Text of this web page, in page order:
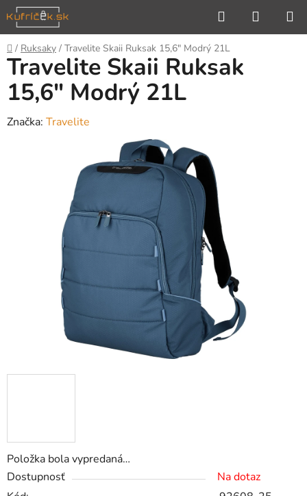
Prejsť
na
obsah
Hľadať
KOŠÍK
Domov
/ Ruksaky / Travelite Skaii Ruksak 15,6" Modrý 21L
Položka bola vypredaná…
Dostupnosť
Na dotaz
Travelite Skaii Ruksak
15,6" Modrý 21L
Značka: Travelite